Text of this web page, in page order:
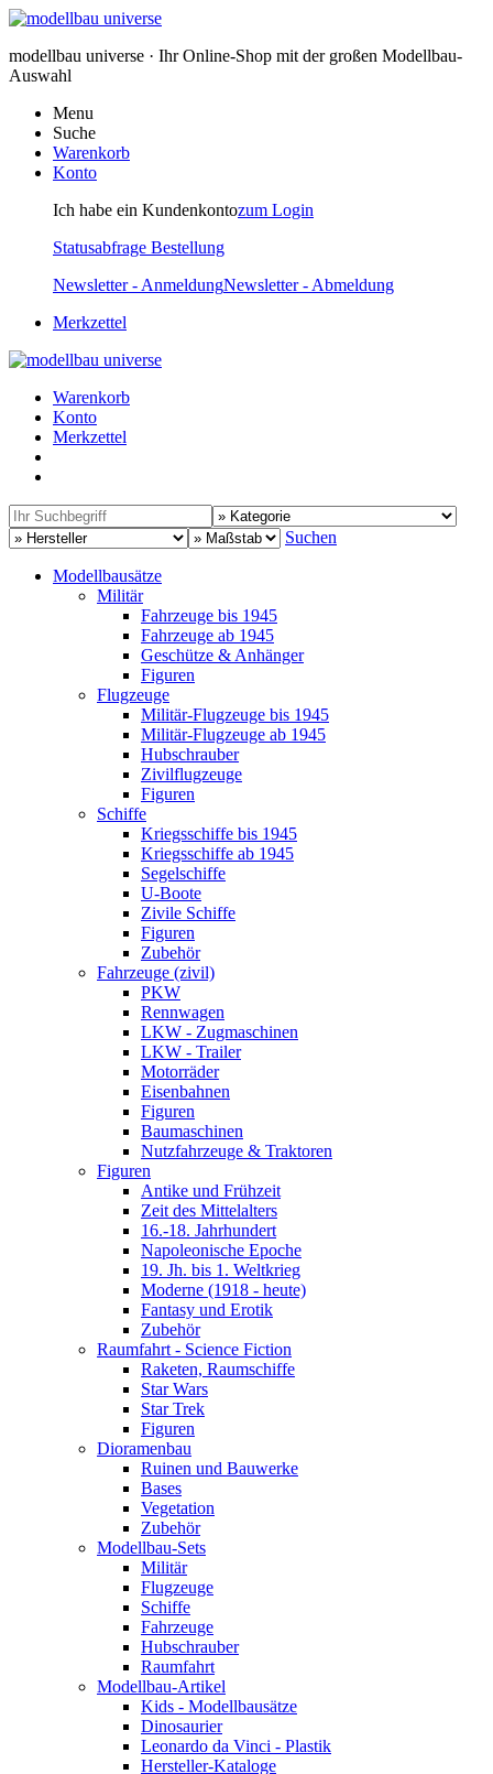
modellbau universe · Ihr Online-Shop mit der großen Modellbau-
Auswahl
Menu
Suche
Warenkorb
Konto
Ich habe ein Kundenkontozum Login
Statusabfrage Bestellung
Newsletter - AnmeldungNewsletter - Abmeldung
Merkzettel
Warenkorb
Konto
Merkzettel
Suchen
Modellbausätze
Militär
Fahrzeuge bis 1945
Fahrzeuge ab 1945
Geschütze & Anhänger
Figuren
Flugzeuge
Militär-Flugzeuge bis 1945
Militär-Flugzeuge ab 1945
Hubschrauber
Zivilflugzeuge
Figuren
Schiffe
Kriegsschiffe bis 1945
Kriegsschiffe ab 1945
Segelschiffe
U-Boote
Zivile Schiffe
Figuren
Zubehör
Fahrzeuge (zivil)
PKW
Rennwagen
LKW - Zugmaschinen
LKW - Trailer
Motorräder
Eisenbahnen
Figuren
Baumaschinen
Nutzfahrzeuge & Traktoren
Figuren
Antike und Frühzeit
Zeit des Mittelalters
16.-18. Jahrhundert
Napoleonische Epoche
19. Jh. bis 1. Weltkrieg
Moderne (1918 - heute)
Fantasy und Erotik
Zubehör
Raumfahrt - Science Fiction
Raketen, Raumschiffe
Star Wars
Star Trek
Figuren
Dioramenbau
Ruinen und Bauwerke
Bases
Vegetation
Zubehör
Modellbau-Sets
Militär
Flugzeuge
Schiffe
Fahrzeuge
Hubschrauber
Raumfahrt
Modellbau-Artikel
Kids - Modellbausätze
Dinosaurier
Leonardo da Vinci - Plastik
Hersteller-Kataloge